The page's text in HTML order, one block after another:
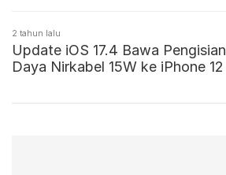
2 tahun lalu
Update iOS 17.4 Bawa Pengisian
Daya Nirkabel 15W ke iPhone 12